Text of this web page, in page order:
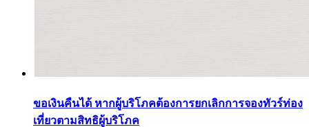
ขอเงินคืนได้ หากผู้บริโภคต้องการยกเลิกการจองทัวร์ท่อง
เที่ยวตามสิทธิผู้บริโภค